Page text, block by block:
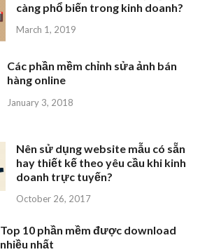
càng phổ biến trong kinh doanh?
March 1, 2019
Các phần mềm chỉnh sửa ảnh bán
hàng online
January 3, 2018
Nên sử dụng website mẫu có sẵn
hay thiết kế theo yêu cầu khi kinh
doanh trực tuyến?
October 26, 2017
Top 10 phần mềm được download
nhiều nhất